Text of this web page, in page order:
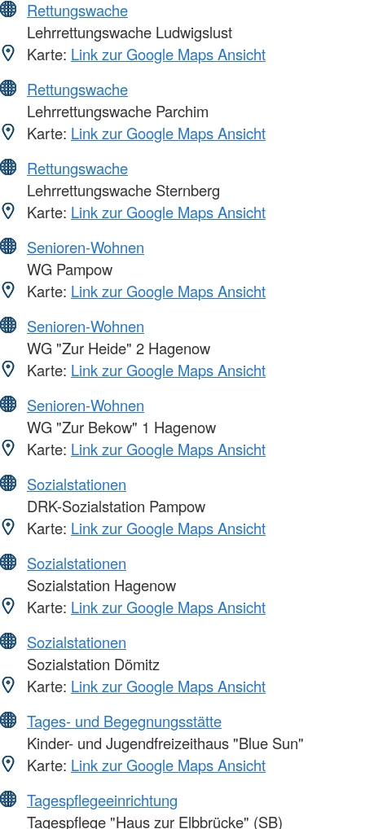
Rettungswache
Lehrrettungswache Ludwigslust
Karte: Link zur Google Maps Ansicht
Rettungswache
Lehrrettungswache Parchim
Karte: Link zur Google Maps Ansicht
Rettungswache
Lehrrettungswache Sternberg
Karte: Link zur Google Maps Ansicht
Senioren-Wohnen
WG Pampow
Karte: Link zur Google Maps Ansicht
Senioren-Wohnen
WG "Zur Heide" 2 Hagenow
Karte: Link zur Google Maps Ansicht
Senioren-Wohnen
WG "Zur Bekow" 1 Hagenow
Karte: Link zur Google Maps Ansicht
Sozialstationen
DRK-Sozialstation Pampow
Karte: Link zur Google Maps Ansicht
Sozialstationen
Sozialstation Hagenow
Karte: Link zur Google Maps Ansicht
Sozialstationen
Sozialstation Dömitz
Karte: Link zur Google Maps Ansicht
Tages- und Begegnungsstätte
Kinder- und Jugendfreizeithaus "Blue Sun"
Karte: Link zur Google Maps Ansicht
Tagespflegeeinrichtung
Tagespflege "Haus zur Elbbrücke" (SB)